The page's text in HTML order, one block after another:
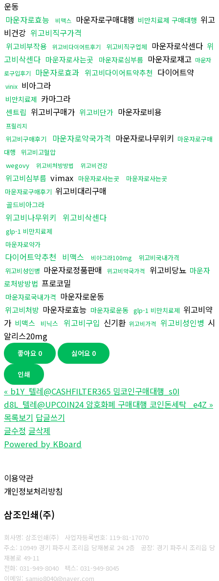
운동
마운자로효능
비맥스 마운자로구매대행 비만치료제 구매대행 위고
비건강 위고비직구가격
위고비부작용 위고비다이어트후기 위고비직구업체 마운자로삭센다 위
고비삭센다 마운자로사는곳 마운자로심부름 마운자로재고 마운자
로구입후기
마운자로효과 위고비다이어트약추천 다이어트약
vinix 비아그라
비만치료제 카마그라
센트립 위고비구매가 위고비단가 마운자로비용
프릴리지
위고비구매후기 마운자로약국가격 마운자로나무위키 마운자로구매
대행
위고비고혈압
wegovy
위고비처방방법 위고비건강
위고비심부름 vimax 마운자로사는곳
마운자로사는곳
마운자로구매후기 위고비대리구매
골드비아그라
위고비나무위키 위고비삭센다
glp-1 비만치료제
마운자로약가
다이어트약추천 비맥스 비아그라100mg
위고비국내가격
위고비성인병 마운자로정품판매 위고비약국가격 위고비당뇨 마운자
로처방방법 프로코밀
마운자로국내가격 마운자로운동
위고비처방 마운자로효능 마운자로운동 glp-1 비만치료제 위고비약
가 비맥스 비닉스 위고비구입 신기환 위고비가격 위고비성인병 시
알리스20mg
좋아요 0 싫어요 0
인쇄
« b1Y_텔레@CASHFILTER365 밈코인구매대행_s0I
d8L_텔레@UPCOIN24 암호화폐 구매대행 코인돈세탁 _e4Z »
목록보기 답글쓰기
글수정 글삭제
Powered by KBoard
이용약관
개인정보처리방침
삼조인쇄(주)
회사명: 삼조인쇄(주) 사업자등록번호: 119-81-17070
주소: 10949 경기 파주시 조리읍 당재봉로 24 2층 공장: 경기 파주시 조리읍 당
재봉로 49-11
전화: 031-949-8040
팩스: 031-949-8045
이메일: samjo8040@naver.com